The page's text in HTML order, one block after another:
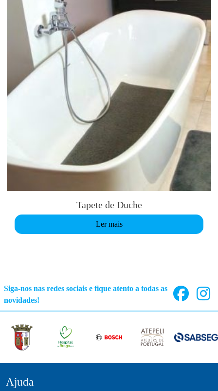
Tapete de Duche
Ler mais
Siga-nos nas redes sociais e fique atento a todas as
novidades!
Ajuda